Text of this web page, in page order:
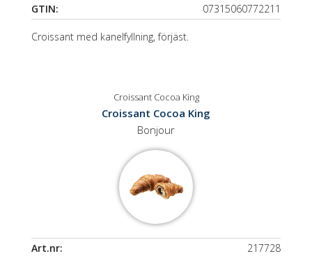
GTIN:
07315060772211
Croissant med kanelfyllning, förjäst.
Croissant Cocoa King
Croissant Cocoa King
Bonjour
Art.nr:
217728